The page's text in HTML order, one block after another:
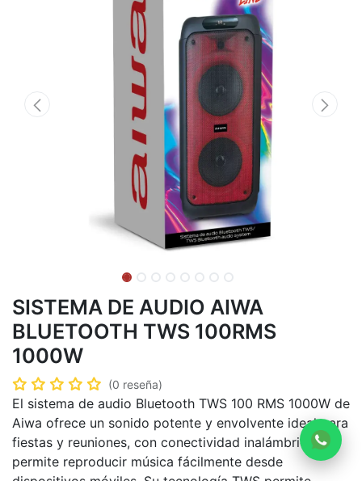
SISTEMA DE AUDIO AIWA
BLUETOOTH TWS 100RMS
1000W
(0 reseña)
El sistema de audio Bluetooth TWS 100 RMS 1000W de
Aiwa ofrece un sonido potente y envolvente ideal para
fiestas y reuniones, con conectividad inalámbrica que
permite reproducir música fácilmente desde